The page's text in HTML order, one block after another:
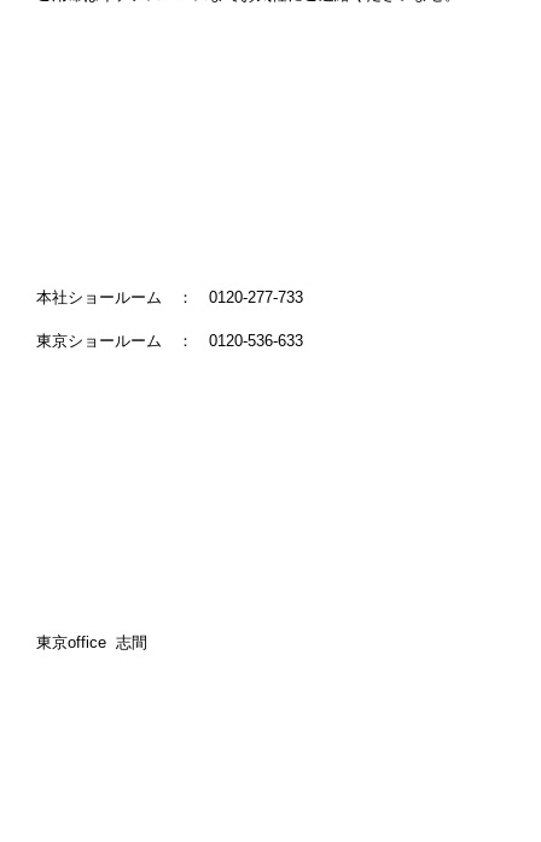
本社ショールーム ： 0120-277-733
東京ショールーム ： 0120-536-633
東京office 志間